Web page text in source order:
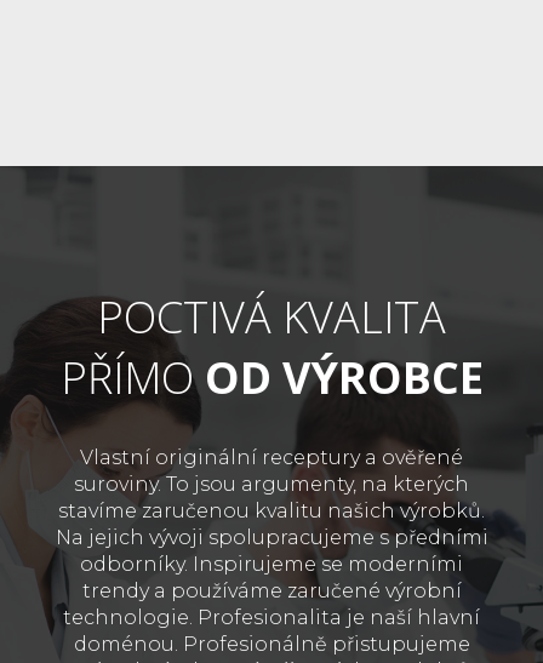
POCTIVÁ KVALITA
PŘÍMOOD VÝROBCE
Vlastní originální receptury a ověřené
suroviny. To jsou argumenty, na kterých
stavíme zaručenou kvalitu našich výrobků.
Na jejich vývoji spolupracujeme s předními
odborníky. Inspirujeme se moderními
trendy a používáme zaručené výrobní
technologie. Profesionalita je naší hlavní
doménou. Profesionálně přistupujeme